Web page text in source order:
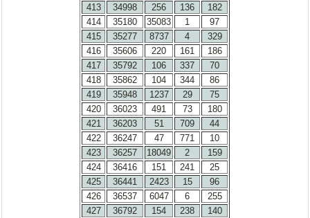
413
34998 256 136
182
414
35180 35083 1
97
415
35277 8737 4
329
416
35606 220 161
186
417
35792 106 337
70
418
35862 104 344
86
419
35948 1237 29
75
420
36023 491 73
180
421
36203 51 709
44
422
36247 47 771
10
423
36257 18049 2
159
424
36416 151 241
25
425
36441 2423 15
96
426
36537 6047 6
255
427
36792 154 238
140